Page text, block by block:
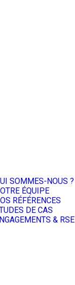
SOMMES-NOUS ?
ÉQUIPE
RÉFÉRENCES
DE CAS
& RSE